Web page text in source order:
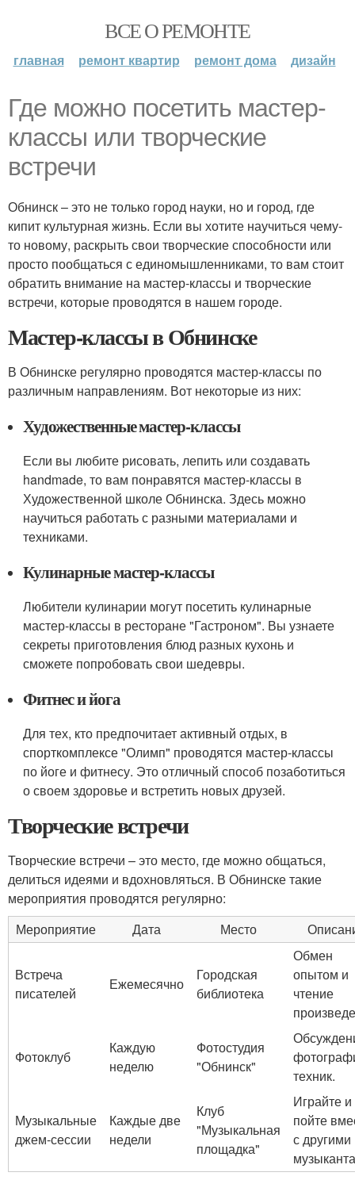
ВСЕ О РЕМОНТЕ
главная ремонт квартир ремонт дома дизайн
Где можно посетить мастер-
классы или творческие
встречи
Обнинск – это не только город науки, но и город, где
кипит культурная жизнь. Если вы хотите научиться чему-
то новому, раскрыть свои творческие способности или
просто пообщаться с единомышленниками, то вам стоит
обратить внимание на мастер-классы и творческие
встречи, которые проводятся в нашем городе.
Мастер-классы в Обнинске
В Обнинске регулярно проводятся мастер-классы по
различным направлениям. Вот некоторые из них:
Художественные мастер-классы
Если вы любите рисовать, лепить или создавать
handmade, то вам понравятся мастер-классы в
Художественной школе Обнинска. Здесь можно
научиться работать с разными материалами и
техниками.
Кулинарные мастер-классы
Любители кулинарии могут посетить кулинарные
мастер-классы в ресторане "Гастроном". Вы узнаете
секреты приготовления блюд разных кухонь и
сможете попробовать свои шедевры.
Фитнес и йога
Для тех, кто предпочитает активный отдых, в
спорткомплексе "Олимп" проводятся мастер-классы
по йоге и фитнесу. Это отличный способ позаботиться
о своем здоровье и встретить новых друзей.
Творческие встречи
Творческие встречи – это место, где можно общаться,
делиться идеями и вдохновляться. В Обнинске такие
мероприятия проводятся регулярно:
Мероприятие
Дата Место
Встреча
писателей
Ежемесячно
Городская
библиотека
Обмен
опытом и
чтение
Фотоклуб
Каждую
неделю
Фотостудия
"Обнинск"
техник.
Музыкальные
джем-сессии
Каждые две
недели
Клуб
"Музыкальная
площадка"
Играйте и
пойте
с другими